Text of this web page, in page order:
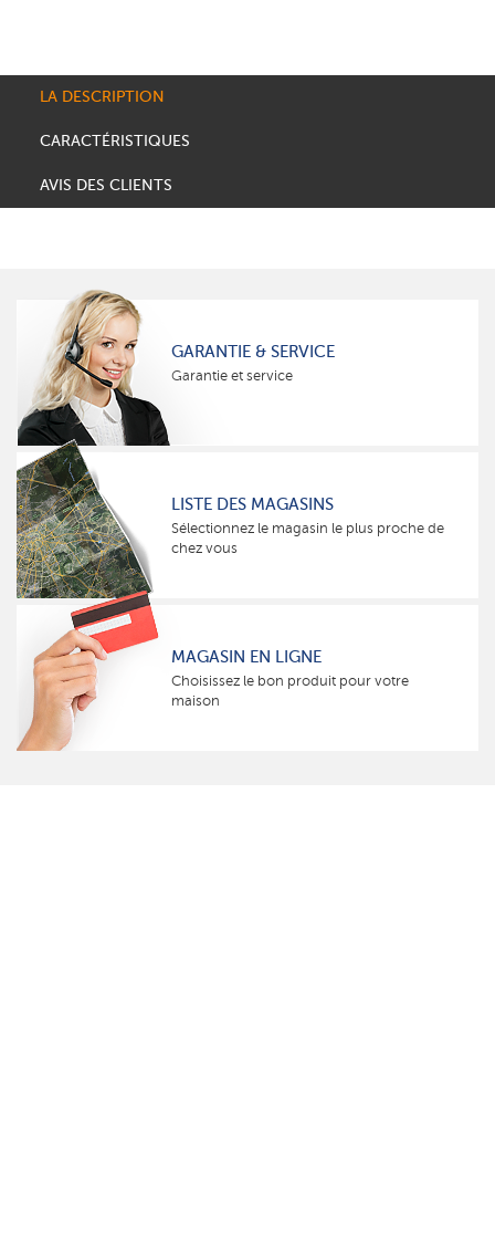
LA DESCRIPTION
CARACTÉRISTIQUES
AVIS DES CLIENTS
GARANTIE & SERVICE
Garantie et service
LISTE DES MAGASINS
Sélectionnez le magasin le plus proche de
chez vous
MAGASIN EN LIGNE
Choisissez le bon produit pour votre
maison